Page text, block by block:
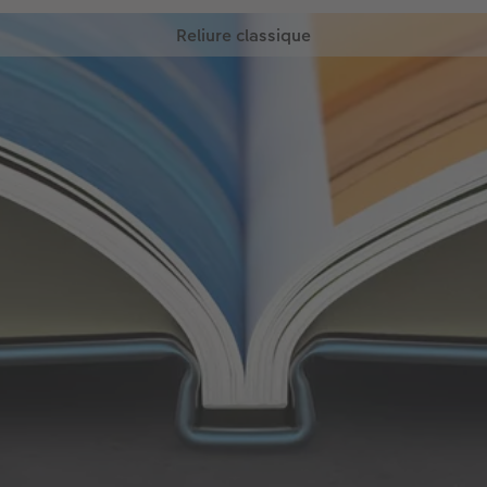
Reliure classique
Avec la reliure classique, les pages intérieures et
les deux pages de garde sont reliées avec de la
colle de haute qualité.
Reliure collée de haute qualité